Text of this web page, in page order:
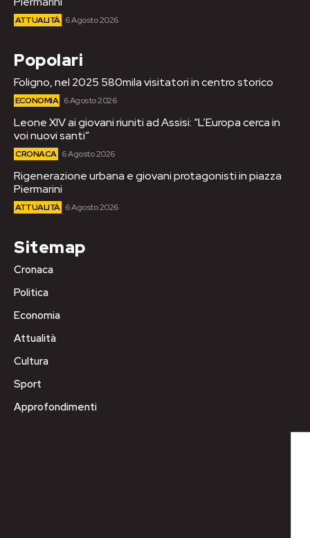
ATTUALITÀ 6 Agosto 2026
Popolari
Foligno, nel 2025 580mila visitatori in centro storico
ECONOMIA 6 Agosto 2026
Leone XIV ai giovani riuniti ad Assisi: “L’Europa cerca in
voi nuovi santi”
CRONACA 6 Agosto 2026
Rigenerazione urbana e giovani protagonisti in piazza
Piermarini
ATTUALITÀ 6 Agosto 2026
Sitemap
Cronaca
Politica
Economia
Attualità
Cultura
Sport
Approfondimenti